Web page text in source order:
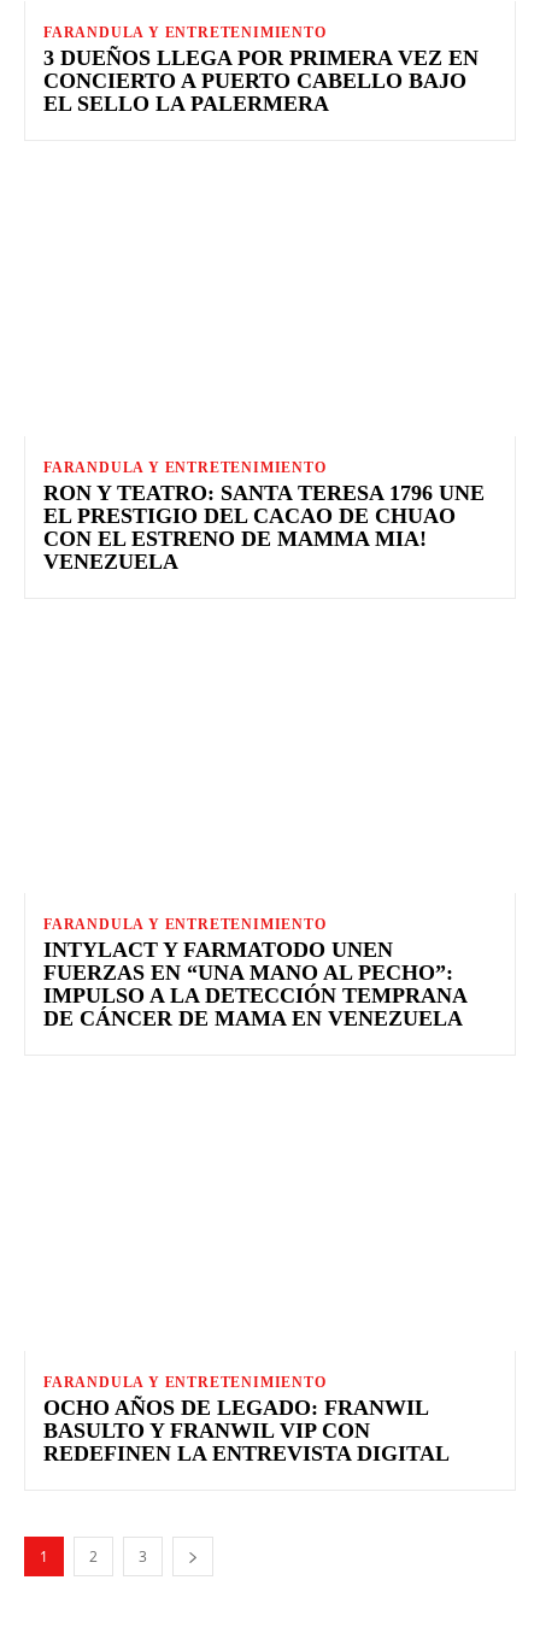
FARANDULA Y ENTRETENIMIENTO
3 DUEÑOS LLEGA POR PRIMERA VEZ EN
CONCIERTO A PUERTO CABELLO BAJO
EL SELLO LA PALERMERA
FARANDULA Y ENTRETENIMIENTO
RON Y TEATRO: SANTA TERESA 1796 UNE
EL PRESTIGIO DEL CACAO DE CHUAO
CON EL ESTRENO DE MAMMA MIA!
VENEZUELA
FARANDULA Y ENTRETENIMIENTO
INTYLACT Y FARMATODO UNEN
FUERZAS EN “UNA MANO AL PECHO”:
IMPULSO A LA DETECCIÓN TEMPRANA
DE CÁNCER DE MAMA EN VENEZUELA
FARANDULA Y ENTRETENIMIENTO
OCHO AÑOS DE LEGADO: FRANWIL
BASULTO Y FRANWIL VIP CON
REDEFINEN LA ENTREVISTA DIGITAL
1 2 3